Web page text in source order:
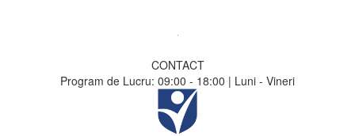
CONTACT
Program de Lucru: 09:00 - 18:00 | Luni - Vineri